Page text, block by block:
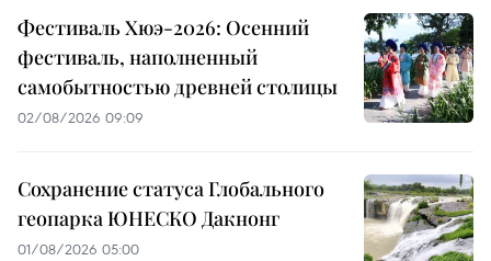
Фестиваль Хюэ-2026: Осенний
фестиваль, наполненный
самобытностью древней столицы
02/08/2026 09:09
Сохранение статуса Глобального
геопарка ЮНЕСКО Дакнонг
01/08/2026 05:00